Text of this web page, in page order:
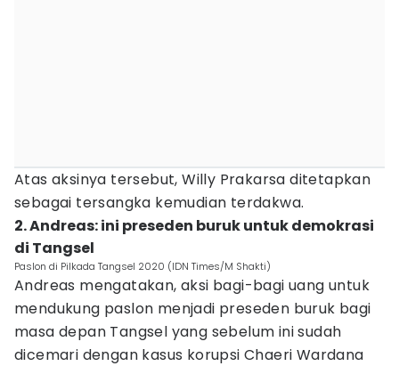
Atas aksinya tersebut, Willy Prakarsa ditetapkan
sebagai tersangka kemudian terdakwa.
2. Andreas: ini preseden buruk untuk demokrasi
di Tangsel
Paslon di Pilkada Tangsel 2020 (IDN Times/M Shakti)
Andreas mengatakan, aksi bagi-bagi uang untuk
mendukung paslon menjadi preseden buruk bagi
masa depan Tangsel yang sebelum ini sudah
dicemari dengan kasus korupsi Chaeri Wardana